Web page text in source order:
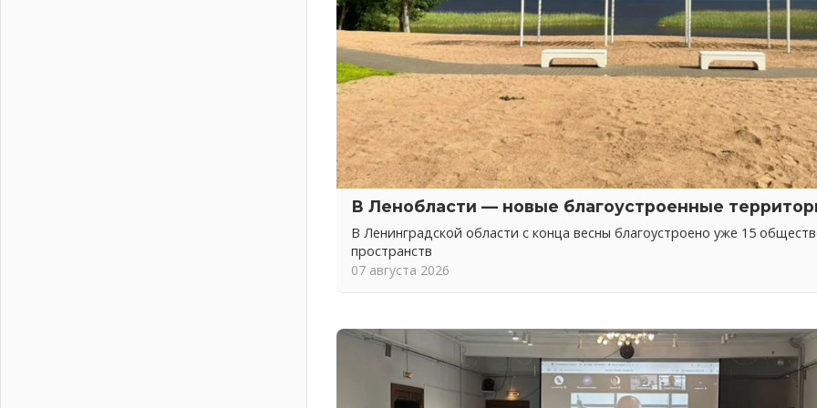
В Ленобласти — новые благоустроенные
В Ленинградской области с конца весны благоустроено уже 15
пространств
07 августа 2026